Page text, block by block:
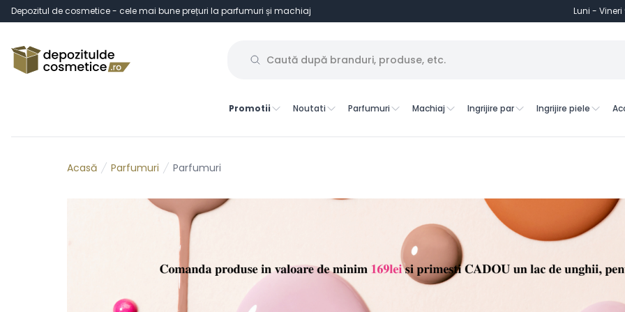
Depozitul de cosmetice - cele mai bune prețuri la parfumuri și machiaj Luni - Vineri
Promotii Noutati Parfumuri Machiaj Ingrijire par Ingrijire piele
Acasă Parfumuri Parfumuri